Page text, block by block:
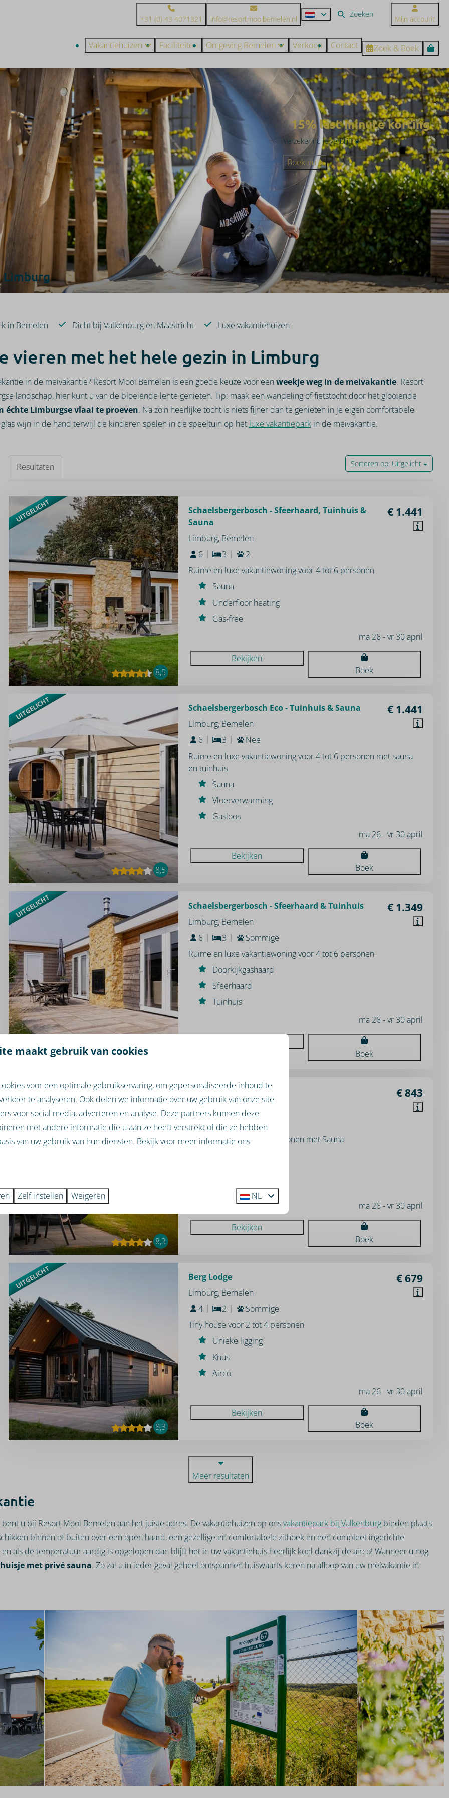
+31 (0) 43 4071321 info@resortmooibemelen.nl Mijn account
Vakantiehuizen Faciliteiten Omgeving Bemelen Verkoop Contact Zoek & Boek
Limburg
15% last minute korting
Verzeker nu je verblijf! ☀️
Boek nu
in Bemelen Dicht bij Valkenburg en Maastricht Luxe vakantiehuizen
vieren met het hele gezin in Limburg
in de meivakantie? Resort Mooi Bemelen is een goede keuze voor een weekje weg in de meivakantie. Resort
landschap, hier kunt u van de bloeiende lente genieten. Tip: maak een wandeling of fietstocht door het glooiende
échte Limburgse vlaai te proeven. Na zo'n heerlijke tocht is niets fijner dan te genieten in je eigen comfortabele
wijn in de hand terwijl de kinderen spelen in de speeltuin op het luxe vakantieparkin de meivakantie.
Sorteren op: Uitgelicht
Resultaten
UITGELICHT
8,5
€ 1.441
Schaelsbergerbosch - Sfeerhaard, Tuinhuis &
Sauna
Limburg, Bemelen
6
3
2
Ruime en luxe vakantiewoning voor 4 tot 6 personen
Sauna
Underfloor heating
Gas-free
ma 26 - vr 30 april
Bekijken
Boek
UITGELICHT
8,5
€ 1.441
Schaelsbergerbosch Eco - Tuinhuis & Sauna
Limburg, Bemelen
6
3
Nee
Ruime en luxe vakantiewoning voor 4 tot 6 personen met sauna
en tuinhuis
Sauna
Vloerverwarming
Gasloos
ma 26 - vr 30 april
Bekijken
Boek
UITGELICHT € 1.349
Schaelsbergerbosch - Sfeerhaard & Tuinhuis
Limburg, Bemelen
6
3
Sommige
Ruime en luxe vakantiewoning voor 4 tot 6 personen
Doorkijkgashaard
Sfeerhaard
Tuinhuis
ma 26 - vr 30 april
Boek
UITGELICHT
8,3
€ 843
Berg Lodge - Sauna
Limburg, Bemelen
4
2
Sommige
Tiny house voor 2 tot 4 personen met Sauna
ma 26 - vr 30 april
Bekijken
Boek
UITGELICHT
8,3
€ 679
Berg Lodge
Limburg, Bemelen
4
2
Sommige
Tiny house voor 2 tot 4 personen
Unieke ligging
Knus
Airco
ma 26 - vr 30 april
Bekijken
Boek
Meer resultaten
u bij Resort Mooi Bemelen aan het juiste adres. De vakantiehuizen op onsvakantiepark bij Valkenburg bieden plaats
binnen of buiten over een open haard, een gezellige en comfortabele zithoek en een compleet ingerichte
als de temperatuur aardig is opgelopen dan blijft het in uw vakantiehuis heerlijk koel dankzij de airco! Wanneer u nog
met privé sauna. Zo zal u in ieder geval geheel ontspannen huiswaarts keren na afloop van uw meivakantie in
maakt gebruik van cookies
voor een optimale gebruikservaring, om gepersonaliseerde inhoud te
te analyseren. Ook delen we informatie over uw gebruik van onze site
voor social media, adverteren en analyse. Deze partners kunnen deze
met andere informatie die u aan ze heeft verstrekt of die ze hebben
van uw gebruik van hun diensten. Bekijk voor meer informatie ons
Zelf instellen Weigeren NL